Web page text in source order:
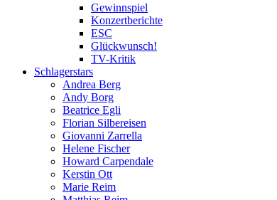
Gewinnspiel
Konzertberichte
ESC
Glückwunsch!
TV-Kritik
Schlagerstars
Andrea Berg
Andy Borg
Beatrice Egli
Florian Silbereisen
Giovanni Zarrella
Helene Fischer
Howard Carpendale
Kerstin Ott
Marie Reim